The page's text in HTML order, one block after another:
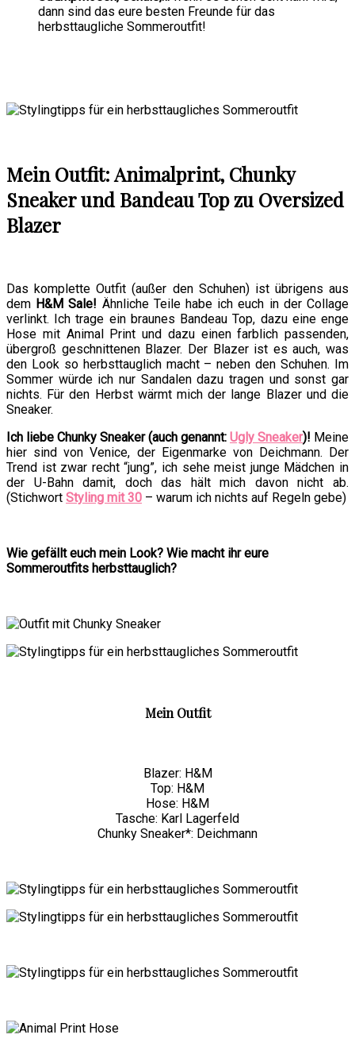
dann sind das eure besten Freunde für das
herbsttaugliche Sommeroutfit!
Mein Outfit: Animalprint, Chunky
Sneaker und Bandeau Top zu Oversized
Blazer
Das komplette Outfit (außer den Schuhen) ist übrigens aus
dem H&M Sale! Ähnliche Teile habe ich euch in der Collage
verlinkt. Ich trage ein braunes Bandeau Top, dazu eine enge
Hose mit Animal Print und dazu einen farblich passenden,
übergroß geschnittenen Blazer. Der Blazer ist es auch, was
den Look so herbsttauglich macht – neben den Schuhen. Im
Sommer würde ich nur Sandalen dazu tragen und sonst gar
nichts. Für den Herbst wärmt mich der lange Blazer und die
Sneaker.
Ich liebe Chunky Sneaker (auch genannt: Ugly Sneaker)! Meine
hier sind von Venice, der Eigenmarke von Deichmann. Der
Trend ist zwar recht “jung”, ich sehe meist junge Mädchen in
der U-Bahn damit, doch das hält mich davon nicht ab.
(Stichwort Styling mit 30 – warum ich nichts auf Regeln gebe)
Wie gefällt euch mein Look? Wie macht ihr eure
Sommeroutfits herbsttauglich?
Mein Outfit
Blazer: H&M
Top: H&M
Hose: H&M
Tasche: Karl Lagerfeld
Chunky Sneaker*: Deichmann